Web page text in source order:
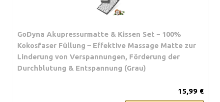
GoDyna Akupressurmatte & Kissen Set – 100%
Kokosfaser Füllung – Effektive Massage Matte zur
Linderung von Verspannungen, Förderung der
Durchblutung & Entspannung (Grau)
15,99 €